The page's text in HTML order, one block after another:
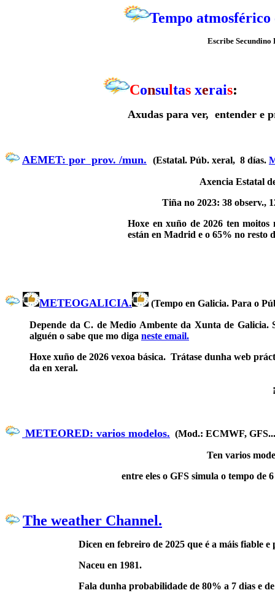
Tempo
Escribe
Consultas xerais:
Axudas para ver, entender e
AEMET: por prov. /mun. (Estatal. Púb. xeral, 8 días.
Axencia Estatal
Tiña no 2023: 38 observ.,
Hoxe en xuño de 2026 ten moitos
están en Madrid e o 65% no resto
METEOGALICIA. (Tempo en Galicia. Para o
Depende da C. de Medio Ambente da Xunta de Galicia.
alguén o sabe que mo diga neste email.
Hoxe xuño de 2026 vexoa básica. Trátase dunha web
da en xeral.
METEORED: varios modelos. (Mod.: ECMWF,
Ten varios
entre eles o GFS simula o tempo de
The weather Channel.
Dicen en febreiro de 2025 que é a máis fiable e
Naceu en 1981.
Fala dunha probabilidade de 80% a 7 dias e